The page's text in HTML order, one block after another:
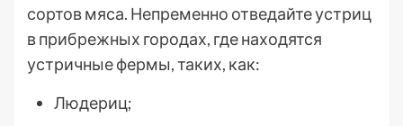
сортов мяса. Непременно отведайте устриц
в прибрежных городах, где находятся
устричные фермы, таких, как:
Людериц;